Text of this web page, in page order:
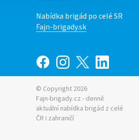
Nabídka brigád po celé SR
Fajn-brigady.sk
© Copyright 2026
Fajn-brigady.cz - denně
aktuální nabídka brigád z celé
ČR i zahraničí